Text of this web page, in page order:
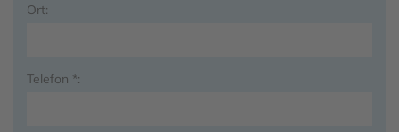
Ort:
Telefon *: